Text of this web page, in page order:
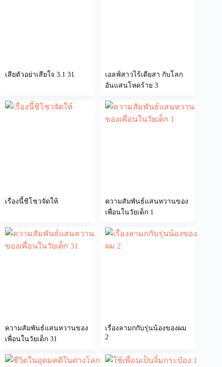
เสียตัวอย่าเสียใจ 3.1 31
เอลฟ์สาวไร้เดียสา กับโลก
อันแสนโหดร้าย 3
เรื่องนี้ชิโชวจัดให้
ความสัมพันธ์แสนหวานของ
เพื่อนในวัยเด็ก 1
ความสัมพันธ์แสนหวานของ
เพื่อนในวัยเด็ก 31
เรื่องลามกกับรุ่นน้องของผม
2